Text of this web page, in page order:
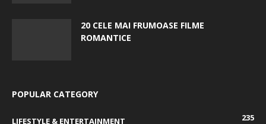
20 CELE MAI FRUMOASE FILME
ROMANTICE
POPULAR CATEGORY
LIFESTYLE & ENTERTAINMENT
235